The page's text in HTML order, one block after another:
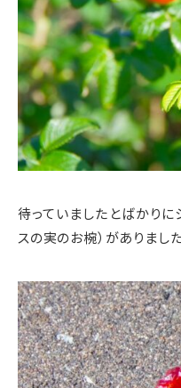
待っていましたとばかりに
スの実のお椀）がありました